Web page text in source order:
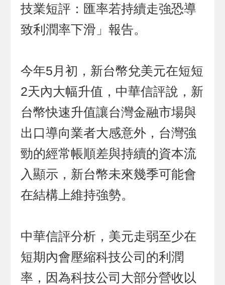
技業短評：匯率若持續走強恐導
致利潤率下滑」報告。
今年5月初，新台幣兌美元在短短
2天內大幅升值，中華信評說，新
台幣快速升值讓台灣金融市場與
出口導向業者大感意外，台灣強
勁的經常帳順差與持續的資本流
入顯示，新台幣未來幾季可能會
在結構上維持強勢。
中華信評分析，美元走弱至少在
短期內會壓縮科技公司的利潤
率，因為科技公司大部分營收以